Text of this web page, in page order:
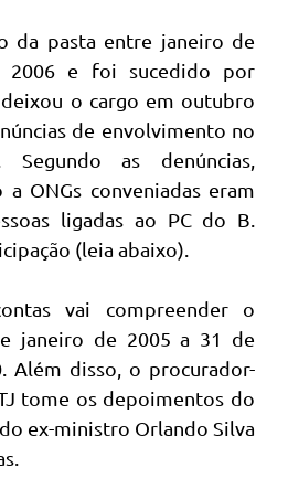
da pasta entre janeiro de
2006 e foi sucedido por
o cargo em outubro
de envolvimento no
Segundo as denúncias,
ONGs conveniadas eram
ligadas ao PC do B.
(leia abaixo).
vai compreender o
janeiro de 2005 a 31 de
Além disso, o procurador-
tome os depoimentos do
ex-ministro Orlando Silva